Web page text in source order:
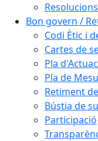
Bon govern /
Codi Ètic i
Cartes de
Pla
Pla de
Retiment
Bústia de
Participació